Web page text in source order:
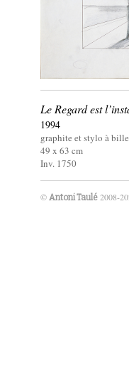
Le Regard est
1994
graphite et stylo à
49 x 63 cm
Inv. 1750
© Antoni Taulé 2008-